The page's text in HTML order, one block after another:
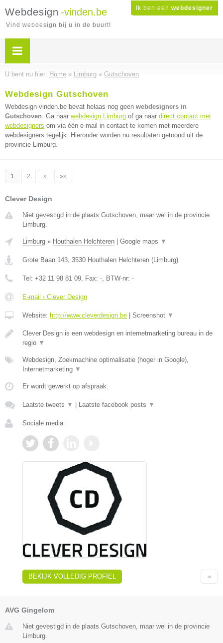
Ik ben een webdesigner
Webdesign -vinden.be
Vind webdesign bij u in de buurt!
U bent nu hier: Home » Limburg » Gutschoven
Webdesign Gutschoven
Webdesign-vinden.be bevat helaas nog geen webdesigners in
Gutschoven. Ga naar webdesign Limburg of ga naar direct contact met
webdesigners om via één e-mail in contact te komen met meerdere
webdesigners tegelijk. Hieronder worden nu resultaten getoond uit de
provincie Limburg.
1 2 » »»
Clever Design
Niet gevestigd in de plaats Gutschoven, maar wel in de provincie
Limburg.
Limburg » Houthalen Helchteren Google maps ▼
Grote Baan 143, 3530 Houthalen Helchteren (Limburg)
Tel: +32 11 98 81 09, Fax: -, BTW-nr: -
E-mail › Clever Design
Website: http://www.cleverdesign.be Screenshot ▼
Clever Design is een webdesign en internetmarketing bureau in de
regio ▼
Webdesign, Zoekmachine optimalisatie (hoger in Google),
Internetmarketing ▼
Er wordt gewerkt op afspraak.
Laatste tweets ▼ Laatste facebook posts ▼
Sociale media:
BEKIJK VOLLEDIG PROFIEL
AVG Gingelom
Niet gevestigd in de plaats Gutschoven, maar wel in de provincie
Limburg.